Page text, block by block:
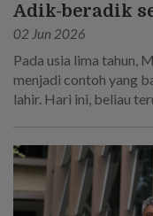
Adik-beradik
02 Jun 2026
Pada usia lima tahun,
menjadi contoh yang
lahir. Hari ini, beliau